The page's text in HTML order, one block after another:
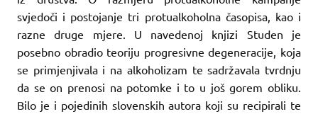
svjedoči i postojanje tri protualkoholna časopisa, kao i
razne druge mjere. U navedenoj knjizi Studen je
posebno obradio teoriju progresivne degeneracije, koja
se primjenjivala i na alkoholizam te sadržavala tvrdnju
da se on prenosi na potomke i to u još gorem obliku.
Bilo je i pojedinih slovenskih autora koji su recipirali te